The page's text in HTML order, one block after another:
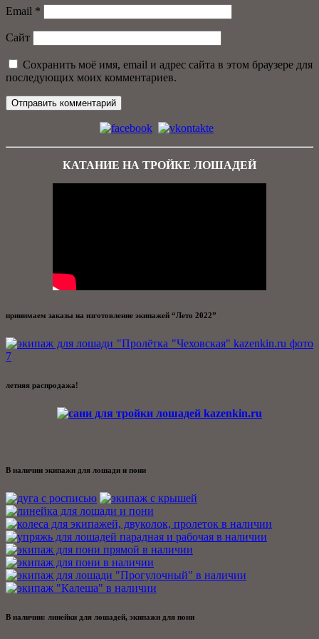
Email *
Сайт
Сохранить моё имя, email и адрес сайта в этом браузере для
последующих моих комментариев.
КАТАНИЕ НА ТРОЙКЕ ЛОШАДЕЙ
принимаем заказы на изготовление экипажей “Лето 2022”
летняя распродажа!
В наличии экипажи для лошади и пони
В наличии: линейки для лошадей, экипажи для пони